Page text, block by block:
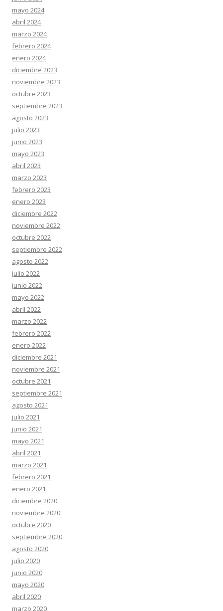
mayo 2024
abril 2024
marzo 2024
febrero 2024
enero 2024
diciembre 2023
noviembre 2023
octubre 2023
septiembre 2023
agosto 2023
julio 2023
junio 2023
mayo 2023
abril 2023
marzo 2023
febrero 2023
enero 2023
diciembre 2022
noviembre 2022
octubre 2022
septiembre 2022
agosto 2022
julio 2022
junio 2022
mayo 2022
abril 2022
marzo 2022
febrero 2022
enero 2022
diciembre 2021
noviembre 2021
octubre 2021
septiembre 2021
agosto 2021
julio 2021
junio 2021
mayo 2021
abril 2021
marzo 2021
febrero 2021
enero 2021
diciembre 2020
noviembre 2020
octubre 2020
septiembre 2020
agosto 2020
julio 2020
junio 2020
mayo 2020
abril 2020
marzo 2020